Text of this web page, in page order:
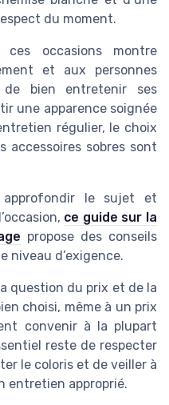
du moment.
occasions montre
et aux personnes
bien entretenir ses
une apparence soignée
régulier, le choix
accessoires sobres sont
le sujet et
ce guide sur la
propose des conseils
niveau d’exigence.
question du prix et de la
choisi, même à un prix
convenir à la plupart
reste de respecter
le coloris et de veiller à
entretien approprié.